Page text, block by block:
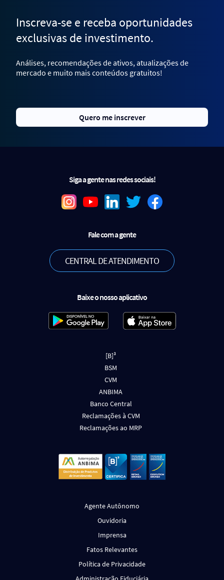
Inscreva-se e receba oportunidades
exclusivas de investimento.
Análises, recomendações de ativos, atualizações de
mercado e muito mais conteúdos gratuitos!
Quero me inscrever
Siga a gente nas redes sociais!
Fale com a gente
CENTRAL DE ATENDIMENTO
Baixe o nosso aplicativo
[B]³
BSM
CVM
ANBIMA
Banco Central
Reclamações à CVM
Reclamações ao MRP
Agente Autônomo
Ouvidoria
Imprensa
Fatos Relevantes
Política de Privacidade